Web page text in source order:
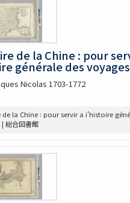
totius Asiæ tabula
et accurata Japoniæ terræ Esonis ac
: ex novißima detectione
nova et accuratissima tabula
of great Tartary and China, with
Asia, taken from Mr. de Fer's Map of
together with their capital cities
&c
et orbis veteris utraque
arcticus, et antarcticus ex
sive Æliano, Manilio, Strabone,
of Great Britain this map of Asia
and most exact observations
and correct map of the world, laid
newest discoveries, and from the
de la Chine : pour
générale des voyages
Nicolas 1703-1772
de la Chine : pour servir a i'histoire
総合図書館